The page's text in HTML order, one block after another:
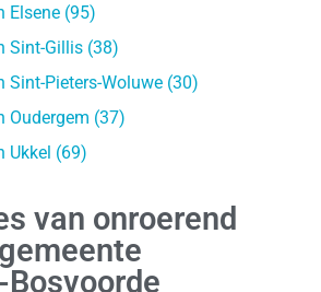
Elsene (95)
Sint-Gillis (38)
Sint-Pieters-Woluwe (30)
Oudergem (37)
Ukkel (69)
van onroerend